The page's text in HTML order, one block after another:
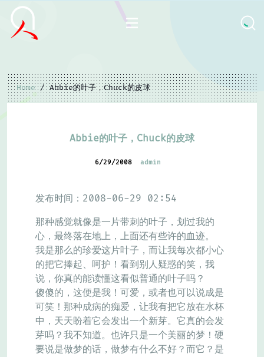
Home / Abbie的叶子，Chuck的皮球
Abbie的叶子，Chuck的皮球
6/29/2008 admin
发布时间：2008-06-29 02:54
那种感觉就像是一片带刺的叶子，划过我的
心，最终落在地上，上面还有些许的血迹。
我是那么的珍爱这片叶子，而让我每次都小心
的把它捧起、呵护！看到别人疑惑的笑，我
说，你真的能读懂这看似普通的叶子吗？
傻傻的，这便是我！可爱，或者也可以说成是
可笑！那种成病的痴爱，让我有把它放在水杯
中，天天盼着它会发出一个新芽。它真的会发
芽吗？我不知道。也许只是一个美丽的梦！硬
要说是做梦的话，做梦有什么不好？而它？是